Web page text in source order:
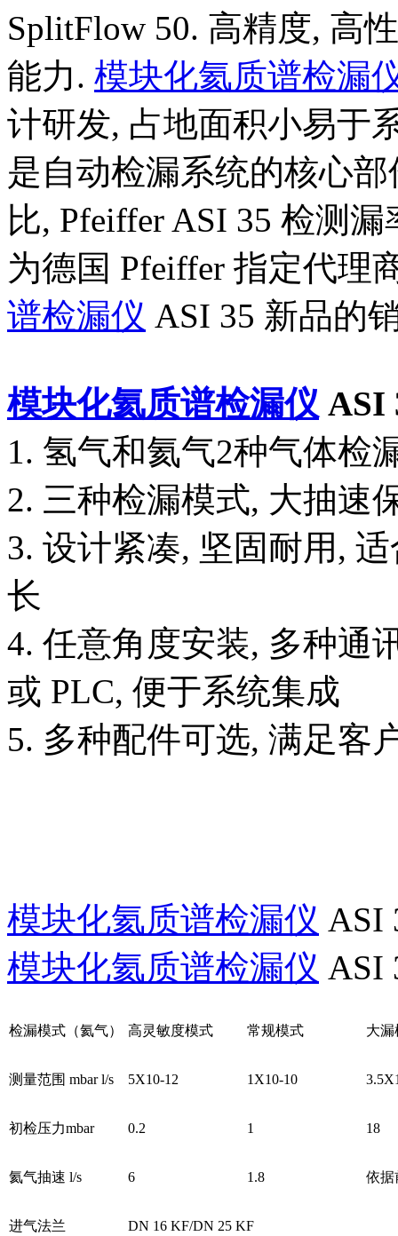
SplitFlow 50. 高精度, 高
能力. 模块化氦质谱检漏
计研发, 占地面积小易于
是自动检漏系统的核心
比, Pfeiffer ASI 35 检测
为德国 Pfeiffer 指定代理
谱检漏仪 ASI 35 新品的
模块化氦质谱检漏仪 ASI
1. 氢气和氦气2种气体检
2. 三种检漏模式, 大抽速
3. 设计紧凑, 坚固耐用,
长
4. 任意角度安装, 多种通
或 PLC, 便于系统集成
5. 多种配件可选, 满足客
模块化氦质谱检漏仪 ASI
模块化氦质谱检漏仪 ASI
检漏模式（氦气） 高灵敏度模式 常规模式 大漏
测量范围 mbar l/s 5X10-12 1X10-10
初检压力mbar 0.2 1 18
氦气抽速 l/s 6 1.8 依据
进气法兰 DN 16 KF/DN 25 KF